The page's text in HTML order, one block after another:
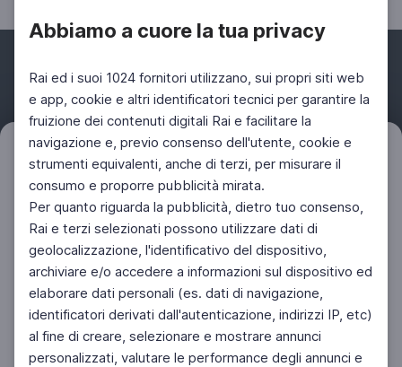
Abbiamo a cuore la tua privacy
Rai ed i suoi 1024 fornitori utilizzano, sui propri siti web
e app, cookie e altri identificatori tecnici per garantire la
fruizione dei contenuti digitali Rai e facilitare la
navigazione e, previo consenso dell'utente, cookie e
strumenti equivalenti, anche di terzi, per misurare il
consumo e proporre pubblicità mirata.
Per quanto riguarda la pubblicità, dietro tuo consenso,
Rai e terzi selezionati possono utilizzare dati di
geolocalizzazione, l'identificativo del dispositivo,
archiviare e/o accedere a informazioni sul dispositivo ed
elaborare dati personali (es. dati di navigazione,
identificatori derivati dall'autenticazione, indirizzi IP, etc)
al fine di creare, selezionare e mostrare annunci
personalizzati, valutare le performance degli annunci e
Filtri Azzera
Facebook Instagram Twitter